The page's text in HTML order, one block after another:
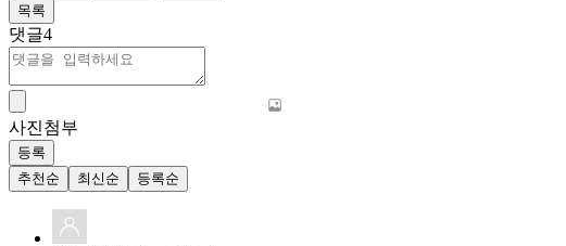
목록
댓글4
사진첨부
등록
추천순
최신순 등록순